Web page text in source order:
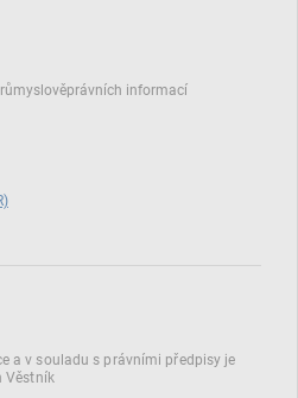
informací
a v souladu s právními předpisy je
Věstník